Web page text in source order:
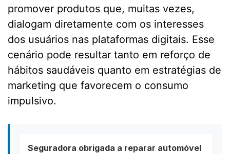
promover produtos que, muitas vezes,
dialogam diretamente com os interesses
dos usuários nas plataformas digitais. Esse
cenário pode resultar tanto em reforço de
hábitos saudáveis quanto em estratégias de
marketing que favorecem o consumo
impulsivo.
Seguradora obrigada a reparar automóvel